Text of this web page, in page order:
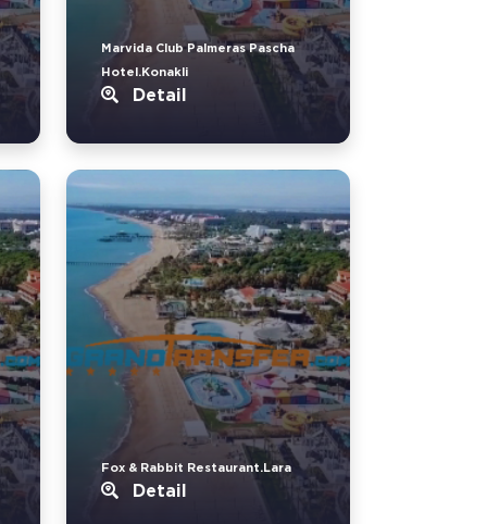
Marvida Club Palmeras Pascha
Hotel.Konakli
Detail
Fox & Rabbit Restaurant.Lara
Detail